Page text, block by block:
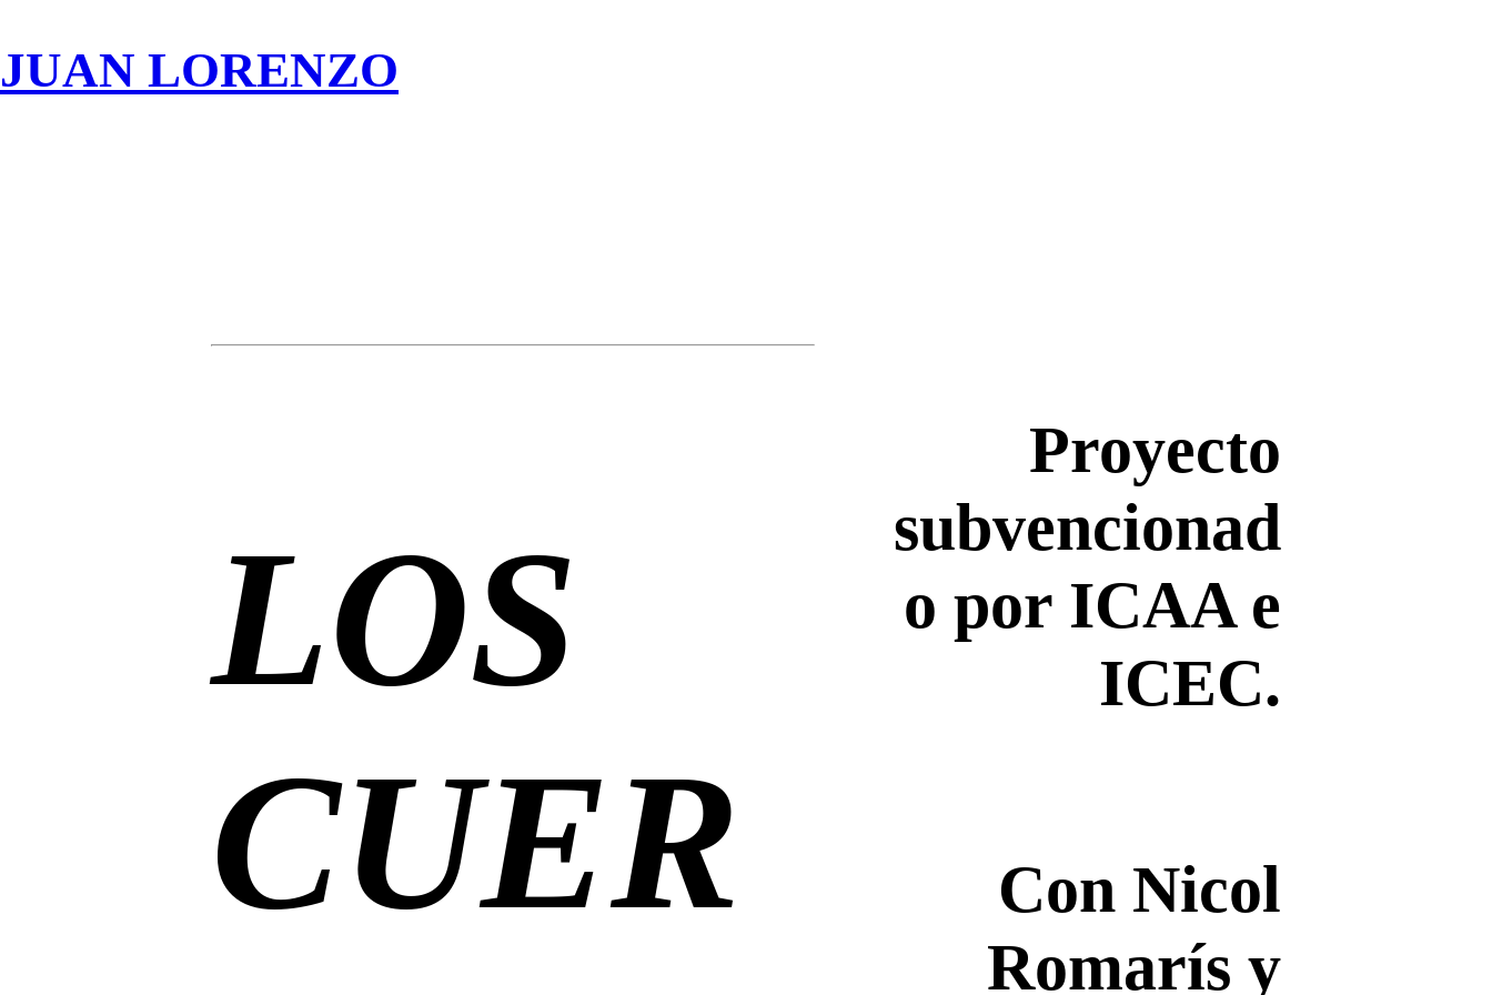
JUAN LORENZO
LOS
CUER
Proyecto
subvencionad
o por ICAA e
ICEC.
Con Nicol
Romarís y